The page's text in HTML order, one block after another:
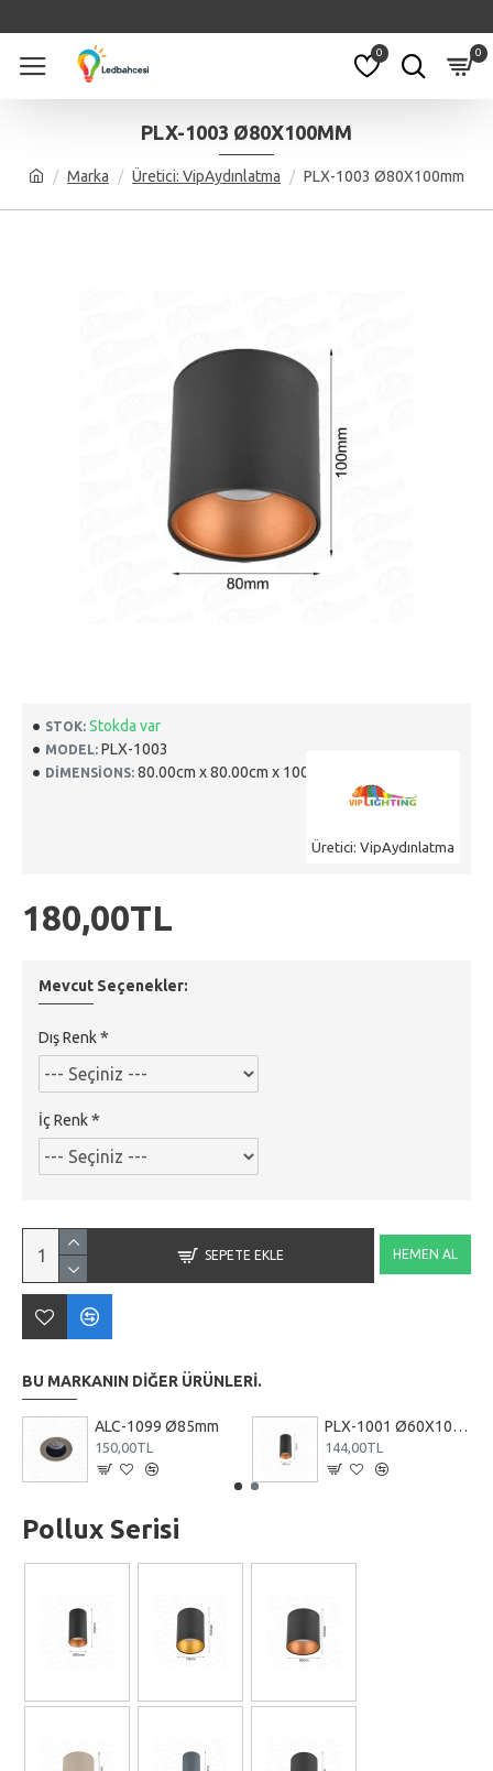
0 0
Marka Üretici: VipAydınlatma PLX-1003 Ø80X100mm
PLX-1003 Ø80X100MM
STOK: Stokda var
MODEL: PLX-1003
DIMENSIONS: 80.00cm x 80.00cm x 100.00cm
Üretici: VipAydınlatma
180,00TL
Mevcut Seçenekler:
Dış Renk
İç Renk
SEPETE EKLE HEMEN AL
BU MARKANIN DIĞER ÜRÜNLERI.
ALC-1099 Ø85mm
150,00TL
PLX-1001 Ø60X100mm
144,00TL
Pollux Serisi